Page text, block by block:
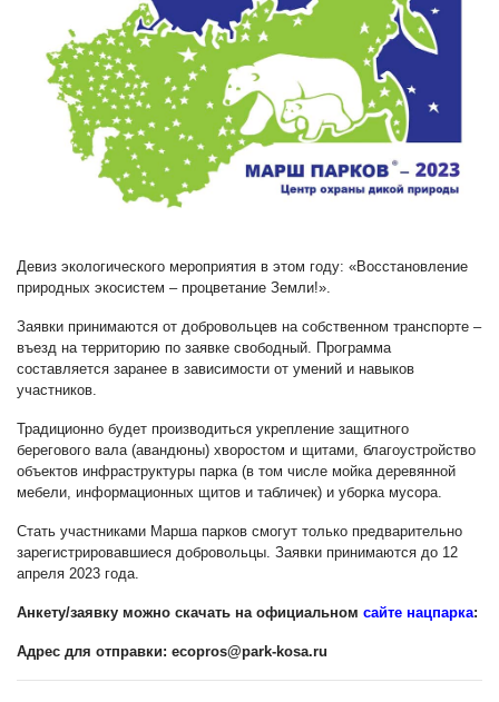
Девиз экологического мероприятия в этом году: «Восстановление
природных экосистем – процветание Земли!».
Заявки принимаются от добровольцев на собственном транспорте –
въезд на территорию по заявке свободный. Программа
составляется заранее в зависимости от умений и навыков
участников.
Традиционно будет производиться укрепление защитного
берегового вала (авандюны) хворостом и щитами, благоустройство
объектов инфраструктуры парка (в том числе мойка деревянной
мебели, информационных щитов и табличек) и уборка мусора.
Стать участниками Марша парков смогут только предварительно
зарегистрировавшиеся добровольцы. Заявки принимаются до 12
апреля 2023 года.
Анкету/заявку можно скачать на официальном сайте нацпарка:
Адрес для отправки: ecopros@park-kosa.ru